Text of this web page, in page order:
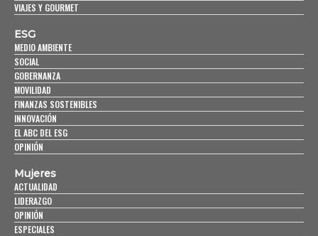
VIAJES Y GOURMET
ESG
MEDIO AMBIENTE
SOCIAL
GOBERNANZA
MOVILIDAD
FINANZAS SOSTENIBLES
INNOVACIÓN
EL ABC DEL ESG
OPINIÓN
Mujeres
ACTUALIDAD
LIDERAZGO
OPINIÓN
ESPECIALES